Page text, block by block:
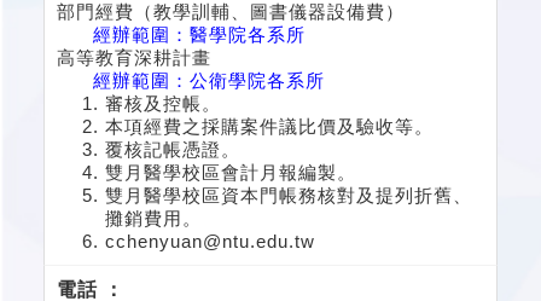
部門經費（教學訓輔、圖書儀器設備費）
經辦範圍：醫學院各系所
高等教育深耕計畫
經辦範圍：公衛學院各系所
審核及控帳。
本項經費之採購案件議比價及驗收等。
覆核記帳憑證。
雙月醫學校區會計月報編製。
雙月醫學校區資本門帳務核對及提列折舊、
攤銷費用。
cchenyuan@ntu.edu.tw